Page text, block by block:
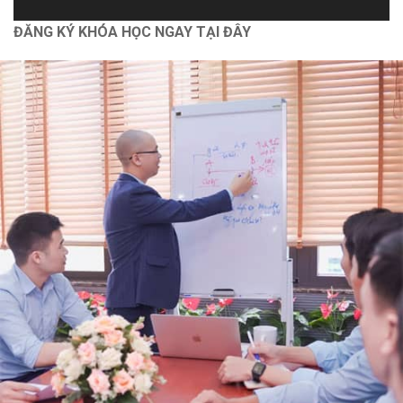
ĐĂNG KÝ KHÓA HỌC NGAY TẠI ĐÂY
Autocad
Dựng hình và bổ chi tiết [Nhà vườn] bằng Revit 2021
Chính sách
Chính Sách Bảo Vệ Thông Tin Cá Nhân
Chính Sách Và Quy Định Chung
Chính Sách Bảo Mật
Vận Chuyển Giao Nhận
Chính Sách Thanh Toán
Hỗ trợ
Thông Tin Chủ Sở Hữu Website